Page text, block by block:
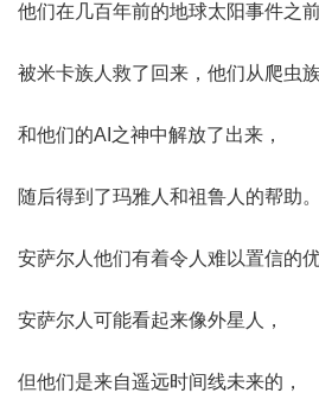
他们在几百年前的地球太阳事件之
被米卡族人救了回来，他们从爬虫
和他们的AI之神中解放了出来，
随后得到了玛雅人和祖鲁人的帮助。
安萨尔人他们有着令人难以置信的优
安萨尔人可能看起来像外星人，
但他们是来自遥远时间线未来的，